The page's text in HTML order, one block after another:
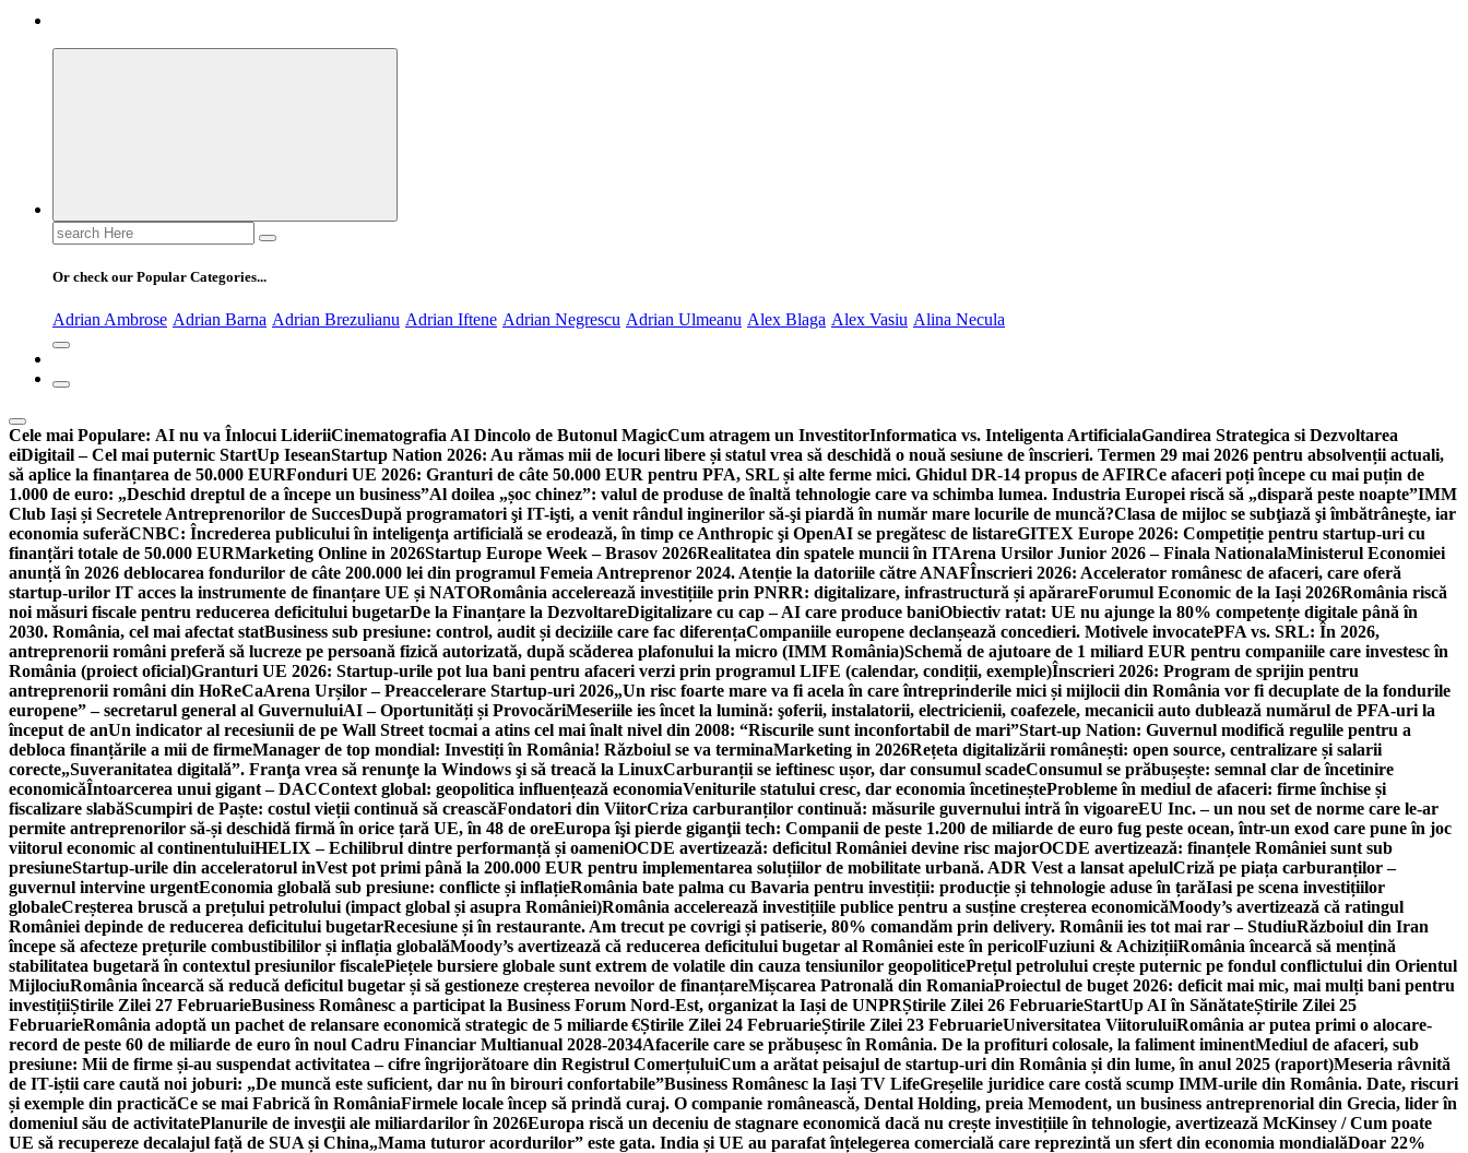
Search
for:
Or check our Popular Categories...
Adrian Ambrose Adrian Barna Adrian Brezulianu Adrian Iftene Adrian Negrescu Adrian Ulmeanu Alex Blaga Alex Vasiu Alina Necula
Cele mai Populare: AI nu va Înlocui LideriiCinematografia AI Dincolo de Butonul MagicCum atragem un InvestitorInformatica vs. Inteligenta ArtificialaGandirea Strategica si Dezvoltarea
eiDigitail – Cel mai puternic StartUp IeseanStartup Nation 2026: Au rămas mii de locuri libere și statul vrea să deschidă o nouă sesiune de înscrieri. Termen 29 mai 2026 pentru absolvenții actuali,
să aplice la finanțarea de 50.000 EURFonduri UE 2026: Granturi de câte 50.000 EUR pentru PFA, SRL și alte ferme mici. Ghidul DR-14 propus de AFIRCe afaceri poți începe cu mai puțin de
1.000 de euro: „Deschid dreptul de a începe un business”Al doilea „șoc chinez”: valul de produse de înaltă tehnologie care va schimba lumea. Industria Europei riscă să „dispară peste noapte”IMM
Club Iași și Secretele Antreprenorilor de SuccesDupă programatori şi IT-işti, a venit rândul inginerilor să-şi piardă în număr mare locurile de muncă?Clasa de mijloc se subţiază şi îmbătrâneşte, iar
economia suferăCNBC: Încrederea publicului în inteligenţa artificială se erodează, în timp ce Anthropic şi OpenAI se pregătesc de listareGITEX Europe 2026: Competiție pentru startup-uri cu
finanțări totale de 50.000 EURMarketing Online in 2026Startup Europe Week – Brasov 2026Realitatea din spatele muncii în ITArena Ursilor Junior 2026 – Finala NationalaMinisterul Economiei
anunță în 2026 deblocarea fondurilor de câte 200.000 lei din programul Femeia Antreprenor 2024. Atenție la datoriile către ANAFÎnscrieri 2026: Accelerator românesc de afaceri, care oferă
startup-urilor IT acces la instrumente de finanțare UE și NATORomânia accelerează investițiile prin PNRR: digitalizare, infrastructură și apărareForumul Economic de la Iași 2026România riscă
noi măsuri fiscale pentru reducerea deficitului bugetarDe la Finanțare la DezvoltareDigitalizare cu cap – AI care produce baniObiectiv ratat: UE nu ajunge la 80% competențe digitale până în
2030. România, cel mai afectat statBusiness sub presiune: control, audit și deciziile care fac diferențaCompaniile europene declanșează concedieri. Motivele invocatePFA vs. SRL: În 2026,
antreprenorii români preferă să lucreze pe persoană fizică autorizată, după scăderea plafonului la micro (IMM România)Schemă de ajutoare de 1 miliard EUR pentru companiile care investesc în
România (proiect oficial)Granturi UE 2026: Startup-urile pot lua bani pentru afaceri verzi prin programul LIFE (calendar, condiții, exemple)Înscrieri 2026: Program de sprijin pentru
antreprenorii români din HoReCaArena Urșilor – Preaccelerare Startup-uri 2026„Un risc foarte mare va fi acela în care întreprinderile mici și mijlocii din România vor fi decuplate de la fondurile
europene” – secretarul general al GuvernuluiAI – Oportunități și ProvocăriMeseriile ies încet la lumină: şoferii, instalatorii, electricienii, coafezele, mecanicii auto dublează numărul de PFA-uri la
început de anUn indicator al recesiunii de pe Wall Street tocmai a atins cel mai înalt nivel din 2008: “Riscurile sunt inconfortabil de mari”Start-up Nation: Guvernul modifică regulile pentru a
debloca finanțările a mii de firmeManager de top mondial: Investiți în România! Războiul se va terminaMarketing in 2026Rețeta digitalizării românești: open source, centralizare și salarii
corecte„Suveranitatea digitală”. Franţa vrea să renunţe la Windows şi să treacă la LinuxCarburanții se ieftinesc ușor, dar consumul scadeConsumul se prăbușește: semnal clar de încetinire
economicăÎntoarcerea unui gigant – DACContext global: geopolitica influențează economiaVeniturile statului cresc, dar economia încetineșteProbleme în mediul de afaceri: firme închise și
fiscalizare slabăScumpiri de Paște: costul vieții continuă să creascăFondatori din ViitorCriza carburanților continuă: măsurile guvernului intră în vigoareEU Inc. – un nou set de norme care le-ar
permite antreprenorilor să-și deschidă firmă în orice țară UE, în 48 de oreEuropa îşi pierde giganţii tech: Companii de peste 1.200 de miliarde de euro fug peste ocean, într-un exod care pune în joc
viitorul economic al continentuluiHELIX – Echilibrul dintre performanță și oameniOCDE avertizează: deficitul României devine risc majorOCDE avertizează: finanțele României sunt sub
presiuneStartup-urile din acceleratorul inVest pot primi până la 200.000 EUR pentru implementarea soluțiilor de mobilitate urbană. ADR Vest a lansat apelulCriză pe piața carburanților –
guvernul intervine urgentEconomia globală sub presiune: conflicte și inflațieRomânia bate palma cu Bavaria pentru investiții: producție și tehnologie aduse în țarăIasi pe scena investițiilor
globaleCreșterea bruscă a prețului petrolului (impact global și asupra României)România accelerează investițiile publice pentru a susține creșterea economicăMoody’s avertizează că ratingul
României depinde de reducerea deficitului bugetarRecesiune și în restaurante. Am trecut pe covrigi și patiserie, 80% comandăm prin delivery. Românii ies tot mai rar – StudiuRăzboiul din Iran
începe să afecteze prețurile combustibililor și inflația globalăMoody’s avertizează că reducerea deficitului bugetar al României este în pericolFuziuni & AchizițiiRomânia încearcă să mențină
stabilitatea bugetară în contextul presiunilor fiscalePiețele bursiere globale sunt extrem de volatile din cauza tensiunilor geopoliticePrețul petrolului crește puternic pe fondul conflictului din Orientul
MijlociuRomânia încearcă să reducă deficitul bugetar și să gestioneze creșterea nevoilor de finanțareMișcarea Patronală din RomaniaProiectul de buget 2026: deficit mai mic, mai mulți bani pentru
investițiiȘtirile Zilei 27 FebruarieBusiness Românesc a participat la Business Forum Nord-Est, organizat la Iași de UNPRȘtirile Zilei 26 FebruarieStartUp AI în SănătateȘtirile Zilei 25
FebruarieRomânia adoptă un pachet de relansare economică strategic de 5 miliarde €Știrile Zilei 24 FebruarieȘtirile Zilei 23 FebruarieUniversitatea ViitoruluiRomânia ar putea primi o alocare-
record de peste 60 de miliarde de euro în noul Cadru Financiar Multianual 2028-2034Afacerile care se prăbușesc în România. De la profituri colosale, la faliment iminentMediul de afaceri, sub
presiune: Mii de firme și-au suspendat activitatea – cifre îngrijorătoare din Registrul ComerțuluiCum a arătat peisajul de startup-uri din România și din lume, în anul 2025 (raport)Meseria râvnită
de IT-iștii care caută noi joburi: „De muncă este suficient, dar nu în birouri confortabile”Business Românesc la Iași TV LifeGreșelile juridice care costă scump IMM-urile din România. Date, riscuri
și exemple din practicăCe se mai Fabrică în RomâniaFirmele locale încep să prindă curaj. O companie românească, Dental Holding, preia Memodent, un business antreprenorial din Grecia, lider în
domeniul său de activitatePlanurile de invesţii ale miliardarilor în 2026Europa riscă un deceniu de stagnare economică dacă nu crește investițiile în tehnologie, avertizează McKinsey / Cum poate
UE să recupereze decalajul față de SUA și China„Mama tuturor acordurilor” este gata. India și UE au parafat înțelegerea comercială care reprezintă un sfert din economia mondialăDoar 22%